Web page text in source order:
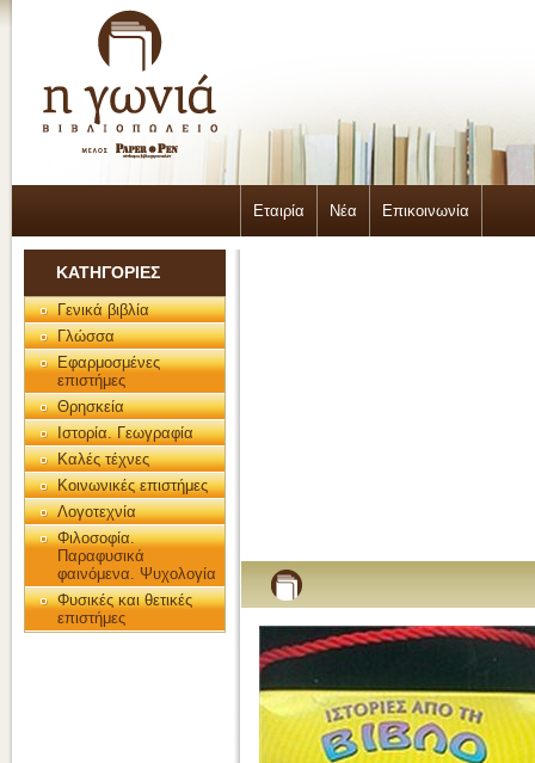
Εταιρία Νέα Επικοινωνία
ΚΑΤΗΓΟΡΙΕΣ
Γενικά βιβλία
Γλώσσα
Εφαρμοσμένες
επιστήμες
Θρησκεία
Ιστορία. Γεωγραφία
Καλές τέχνες
Κοινωνικές επιστήμες
Λογοτεχνία
Φιλοσοφία.
Παραφυσικά
φαινόμενα. Ψυχολογία
Φυσικές και θετικές
επιστήμες